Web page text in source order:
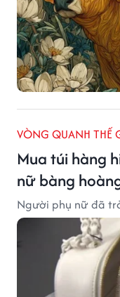
VÒNG QUANH THẾ
Mua túi hàng
nữ bàng
Người phụ nữ đã